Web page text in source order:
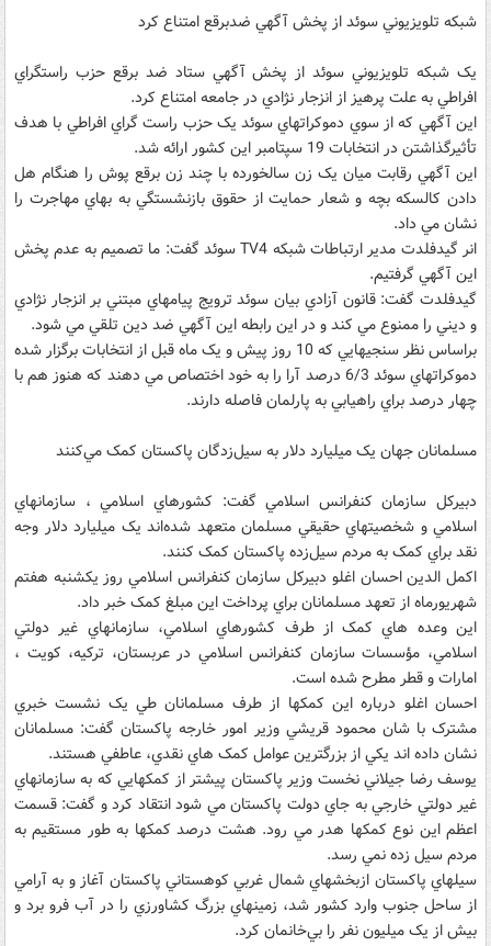
شبکه تلويزيوني سوئد از پخش آگهي ضدبرقع امتناع کرد
يک شبکه تلويزيوني سوئد از پخش آگهي ستاد ضد برقع حزب راستگراي
افراطي به علت پرهيز از انزجار نژادي در جامعه امتناع کرد.
اين آگهي که از سوي دموکراتهاي سوئد يک حزب راست گراي افراطي با هدف
تأثيرگذاشتن در انتخابات 19 سپتامبر اين کشور ارائه شد.
اين آگهي رقابت ميان يک زن سالخورده با چند زن برقع پوش را هنگام هل
دادن کالسکه بچه و شعار حمايت از حقوق بازنشستگي به بهاي مهاجرت را
نشان مي داد.
انر گيدفلدت مدير ارتباطات شبکه TV4 سوئد گفت: ما تصميم به عدم پخش
اين آگهي گرفتيم.
گيدفلدت گفت: قانون آزادي بيان سوئد ترويج پيامهاي مبتني بر انزجار نژادي
و ديني را ممنوع مي کند و در اين رابطه اين آگهي ضد دين تلقي مي شود.
براساس نظر سنجيهايي که 10 روز پيش و يک ماه قبل از انتخابات برگزار شده
دموکراتهاي سوئد 6/3 درصد آرا را به خود اختصاص مي دهند که هنوز هم با
چهار درصد براي راهيابي به پارلمان فاصله دارند.
مسلمانان جهان يک ميليارد دلار به سيل‌زدگان پاکستان کمک مي‌کنند
دبيرکل سازمان کنفرانس اسلامي گفت: کشورهاي اسلامي ، سازمانهاي
اسلامي و شخصيتهاي حقيقي مسلمان متعهد شده‌اند يک ميليارد دلار وجه
نقد براي کمک به مردم سيل‌زده پاکستان کمک کنند.
اکمل الدين احسان اغلو دبيرکل سازمان کنفرانس اسلامي روز يکشنبه هفتم
شهريورماه از تعهد مسلمانان براي پرداخت اين مبلغ کمک خبر داد.
اين وعده هاي کمک از طرف کشورهاي اسلامي، سازمانهاي غير دولتي
اسلامي، مؤسسات سازمان کنفرانس اسلامي در عربستان، ترکيه، کويت ،
امارات و قطر مطرح شده است.
احسان اغلو درباره اين کمکها از طرف مسلمانان طي يک نشست خبري
مشترک با شان محمود قريشي وزير امور خارجه پاکستان گفت: مسلمانان
نشان داده اند يکي از بزرگترين عوامل کمک هاي نقدي، عاطفي هستند.
يوسف رضا جيلاني نخست وزير پاکستان پيشتر از کمکهايي که به سازمانهاي
غير دولتي خارجي به جاي دولت پاکستان مي شود انتقاد کرد و گفت: قسمت
اعظم اين نوع کمکها هدر مي رود. هشت درصد کمکها به طور مستقيم به
مردم سيل زده نمي رسد.
سيلهاي پاکستان ازبخشهاي شمال غربي کوهستاني پاکستان آغاز و به آرامي
از ساحل جنوب وارد کشور شد، زمينهاي بزرگ کشاورزي را در آب فرو برد و
بيش از يک ميليون نفر را بي‌خانمان کرد.